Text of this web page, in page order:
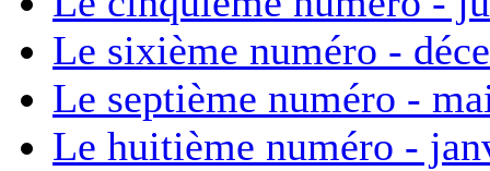
Le sixième numéro -
Le septième numéro -
Le huitième numéro -